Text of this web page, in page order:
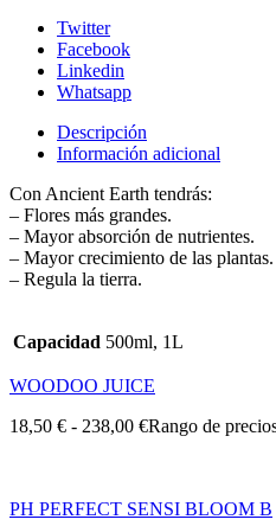
Twitter
Facebook
Linkedin
Whatsapp
Descripción
Información adicional
Con Ancient Earth tendrás:
– Flores más grandes.
– Mayor absorción de nutrientes.
– Mayor crecimiento de las plantas.
– Regula la tierra.
Capacidad 500ml, 1L
WOODOO JUICE
18,50 € - 238,00 €Rango de
PH PERFECT SENSI BLOOM B